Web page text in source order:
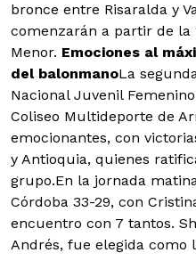
bronce entre Risaralda y
comenzarán a partir de la
Menor. Emociones al
del balonmanoLa
Nacional Juvenil
Coliseo Multideporte de
emocionantes, con
y Antioquia, quienes
grupo.En la jornada
Córdoba 33-29, con
encuentro con 7 tantos.
Andrés, fue elegida como